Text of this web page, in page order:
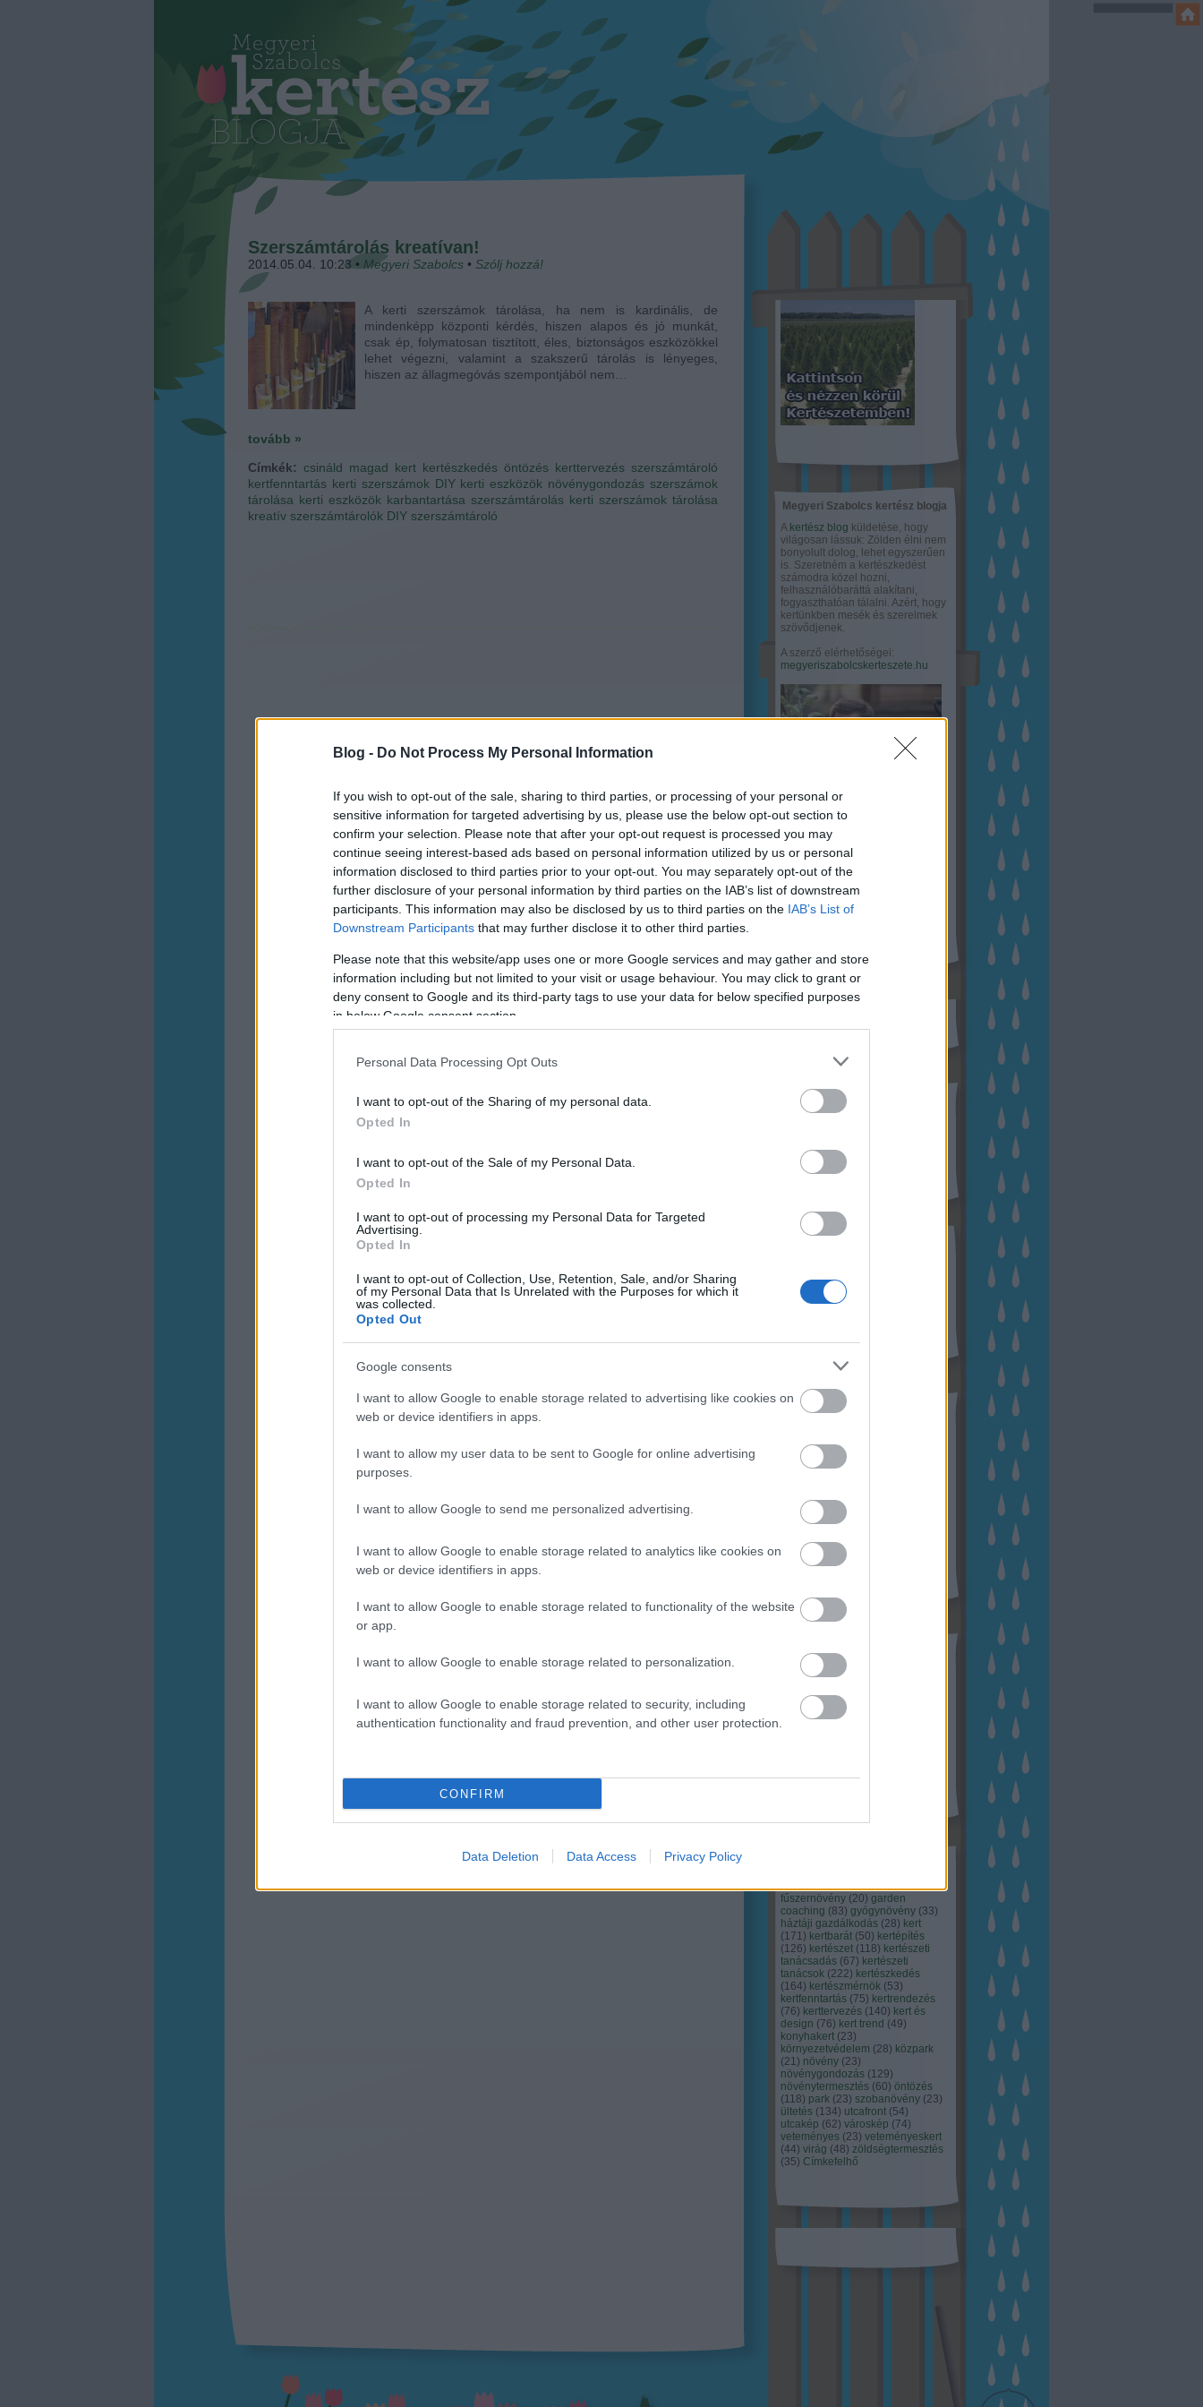
Blog - Do Not Process My Personal Information
If you wish to opt-out of the sale, sharing to third parties, or processing of your personal or
sensitive information for targeted advertising by us, please use the below opt-out section to
confirm your selection. Please note that after your opt-out request is processed you may
continue seeing interest-based ads based on personal information utilized by us or personal
information disclosed to third parties prior to your opt-out. You may separately opt-out of the
further disclosure of your personal information by third parties on the IAB’s list of downstream
participants. This information may also be disclosed by us to third parties on the IAB’s List of
Downstream Participants that may further disclose it to other third parties.
Please note that this website/app uses one or more Google services and may gather and store
information including but not limited to your visit or usage behaviour. You may click to grant or
deny consent to Google and its third-party tags to use your data for below specified purposes
in below Google consent section.
Personal Data Processing Opt Outs
I want to opt-out of the Sharing of my personal data.
Opted In
I want to opt-out of the Sale of my Personal Data.
Opted In
I want to opt-out of processing my Personal Data for Targeted
Advertising.
Opted In
I want to opt-out of Collection, Use, Retention, Sale, and/or Sharing
of my Personal Data that Is Unrelated with the Purposes for which it
was collected.
Opted Out
Google consents
I want to allow Google to enable storage related to advertising like cookies on
web or device identifiers in apps.
I want to allow my user data to be sent to Google for online advertising
purposes.
I want to allow Google to send me personalized advertising.
I want to allow Google to enable storage related to analytics like cookies on
web or device identifiers in apps.
I want to allow Google to enable storage related to functionality of the website
or app.
I want to allow Google to enable storage related to personalization.
I want to allow Google to enable storage related to security, including
authentication functionality and fraud prevention, and other user protection.
CONFIRM
Data Deletion Data Access Privacy Policy
Szerszámtárolás kreatívan!
2014.05.04. 10:23 • Megyeri Szabolcs • Szólj hozzá!
A kerti szerszámok tárolása, ha nem is kardinális, de
mindenképp központi kérdés, hiszen alapos és jó munkát,
csak ép, folymatosan tisztított, éles, biztonságos eszközökkel
lehet végezni, valamint a szakszerű tárolás is lényeges,
hiszen az állagmegóvás szempontjából nem…
tovább »
Címkék: csináld magad kert kertészkedés öntözés kerttervezés szerszámtároló
kertfenntartás kerti szerszámok DIY kerti eszközök növénygondozás szerszámok
tárolása kerti eszközök karbantartása szerszámtárolás kerti szerszámok tárolása
kreatív szerszámtárolók DIY szerszámtároló
Megyeri Szabolcs kertész blogja
A kertész blog küldetése, hogy
világosan lássuk: Zölden élni nem
bonyolult dolog, lehet egyszerűen
is. Szeretném a kertészkedést
számodra közel hozni,
felhasználóbaráttá alakítani,
fogyaszthatóan tálalni. Azért, hogy
kertünkben mesék és szerelmek
szövődjenek.
A szerző elérhetőségei:
megyeriszabolcskerteszete.hu
Kövessen Facebookon
Keresés
Kertészete
Hírlevél feliratkozás
Youtube csatornám
Archívum
2022 október
2022 szeptember
2022 augusztus
2022 április
(3
2021 december
2021 augusztus
Tovább
...
Budapest (45) dísznövény (116)
fűszernövény (20) garden
coaching (83) gyógynövény (33)
háztáji gazdálkodás (28) kert
(171) kertbarát (50) kertépítés
(126) kertészet (118) kertészeti
tanácsadás (67) kertészeti
tanácsok (222) kertészkedés
(164) kertészmérnök (53)
kertfenntartás (75) kertrendezés
(76) kerttervezés (140) kert és
design (76) kert trend (49)
konyhakert (23)
környezetvédelem (28) közpark
(21) növény (23)
növénygondozás (129)
növénytermesztés (60) öntözés
(118) park (23) szobanövény (23)
ültetés (134) utcafront (54)
utcakép (62) városkép (74)
veteményes (23) veteményeskert
(44) virág (48) zöldségtermesztés
(35) Címkefelhő